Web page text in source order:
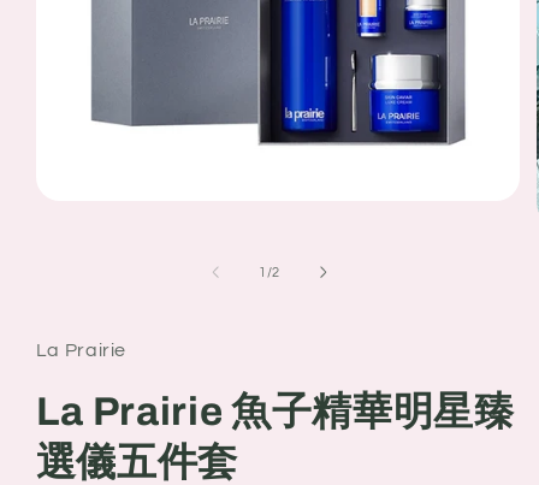
1 /of
2
La Prairie
La Prairie 魚子精華明星臻
選儀五件套